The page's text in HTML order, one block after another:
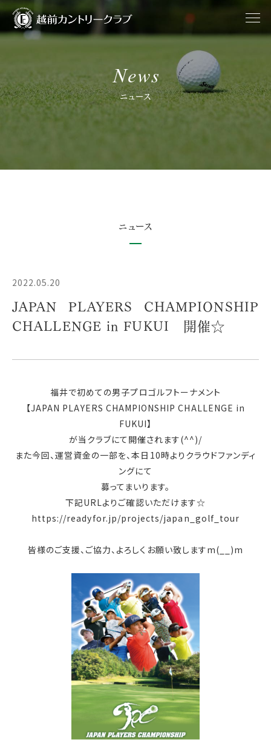
News
ニュース
ニュース
2022.05.20
JAPAN PLAYERS CHAMPIONSHIP
CHALLENGE in FUKUI 開催☆
福井で初めての男子プロゴルフトーナメント
【JAPAN PLAYERS CHAMPIONSHIP CHALLENGE in
FUKUI】
が当クラブにて開催されます(^^)/
また今回、運営資金の一部を、本日10時よりクラウドファンディ
ングにて
募ってまいります。
下記URLよりご確認いただけます☆
https://readyfor.jp/projects/japan_golf_tour
皆様のご支援、ご協力、よろしくお願い致しますm(__)m